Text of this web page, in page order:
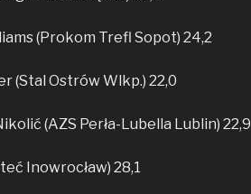
(Prokom Trefl Sopot) 24,2
(Stal Ostrów Wlkp.) 22,0
(AZS Perła-Lubella Lublin) 22,9
Inowrocław) 28,1